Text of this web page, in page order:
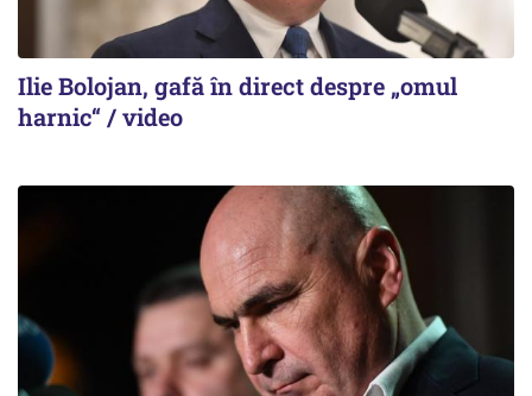
Ilie Bolojan, gafă în direct despre „omul
harnic“ / video